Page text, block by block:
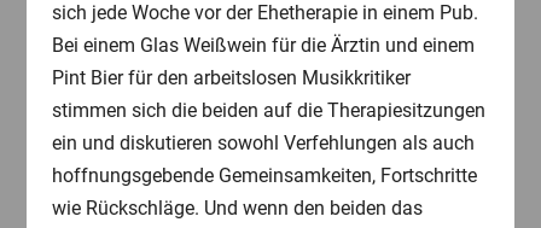
sich jede Woche vor der Ehetherapie in einem Pub.
Bei einem Glas Weißwein für die Ärztin und einem
Pint Bier für den arbeitslosen Musikkritiker
stimmen sich die beiden auf die Therapiesitzungen
ein und diskutieren sowohl Verfehlungen als auch
hoffnungsgebende Gemeinsamkeiten, Fortschritte
wie Rückschläge. Und wenn den beiden das